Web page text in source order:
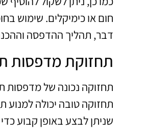
חום או כימיקלים. שימוש
דבר, תהליך ההדפסה
תחזוקת מדפסות
תחזוקה נכונה של מדפסות
תחזוקה טובה יכולה למנוע
שניתן לבצע באופן קבוע